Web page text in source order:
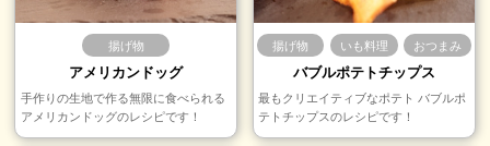
揚げ物
アメリカンドッグ
手作りの生地で作る無限に食べられる
アメリカンドッグのレシピです！
揚げ物 いも料理 おつまみ
バブルポテトチップス
最もクリエイティブなポテト バブルポ
テトチップスのレシピです！